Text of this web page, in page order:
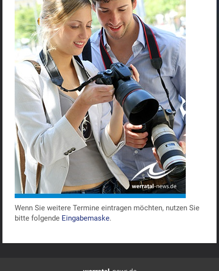
Wenn Sie weitere Termine eintragen möchten, nutzen Sie
bitte folgende Eingabemaske.